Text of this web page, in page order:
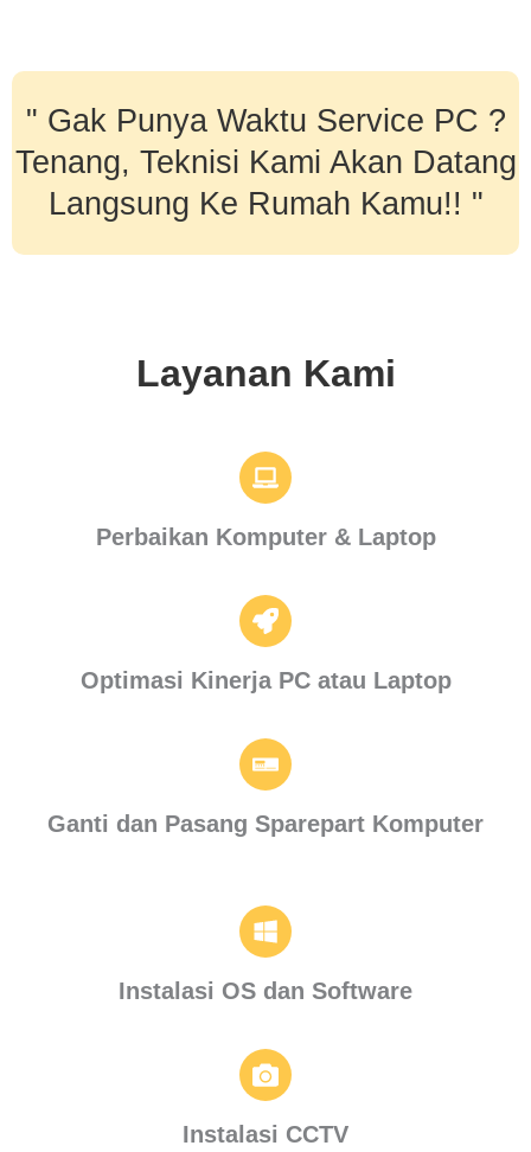
" Gak Punya Waktu Service PC ?
Tenang, Teknisi Kami Akan Datang
Langsung Ke Rumah Kamu!! "
Layanan Kami
Perbaikan Komputer & Laptop
Optimasi Kinerja PC atau Laptop
Ganti dan Pasang Sparepart Komputer
Instalasi OS dan Software
Instalasi CCTV